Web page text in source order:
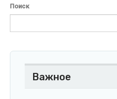
Поиск
Важное